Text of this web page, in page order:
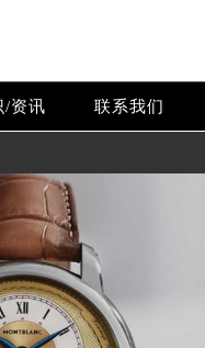
/资讯 联系我们